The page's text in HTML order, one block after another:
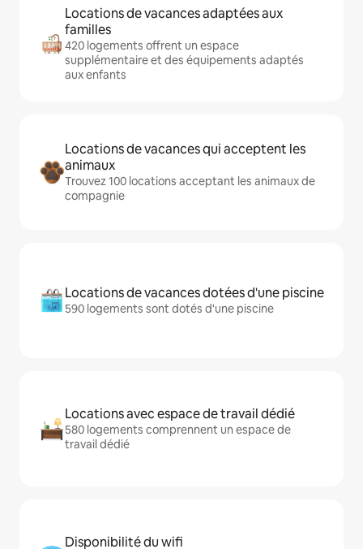
Locations de vacances adaptées aux
familles
420 logements offrent un espace
supplémentaire et des équipements adaptés
aux enfants
Locations de vacances qui acceptent les
animaux
Trouvez 100 locations acceptant les animaux de
compagnie
Locations de vacances dotées d'une piscine
590 logements sont dotés d'une piscine
Locations avec espace de travail dédié
580 logements comprennent un espace de
travail dédié
Disponibilité du wifi